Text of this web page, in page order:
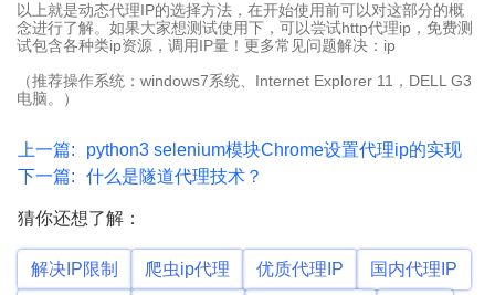
以上就是动态代理IP的选择方法，在开始使用前可以对这部分的概
念进行了解。如果大家想测试使用下，可以尝试http代理ip，免费测
试包含各种类ip资源，调用IP量！更多常见问题解决：ip
（推荐操作系统：windows7系统、Internet Explorer 11，DELL G3
电脑。）
上一篇:
python3 selenium模块Chrome设置代理ip的实现
下一篇:
什么是隧道代理技术？
猜你还想了解：
解决IP限制 爬虫ip代理 优质代理IP 国内代理IP